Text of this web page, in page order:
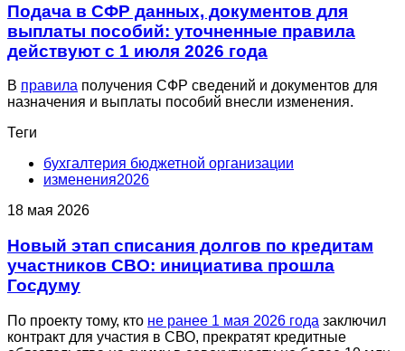
Подача в СФР данных, документов для
выплаты пособий: уточненные правила
действуют с 1 июля 2026 года
В правила получения СФР сведений и документов для
назначения и выплаты пособий внесли изменения.
Теги
бухгалтерия бюджетной организации
изменения2026
18 мая 2026
Новый этап списания долгов по кредитам
участников СВО: инициатива прошла
Госдуму
По проекту тому, кто не ранее 1 мая 2026 года заключил
контракт для участия в СВО, прекратят кредитные